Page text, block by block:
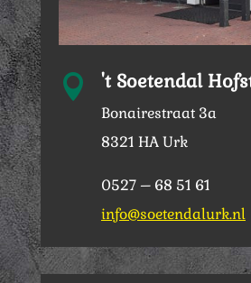
 't Soetendal
Bonairestraat 3a
8321 HA Urk
0527 – 68 51 61
info@soetendalurk.nl